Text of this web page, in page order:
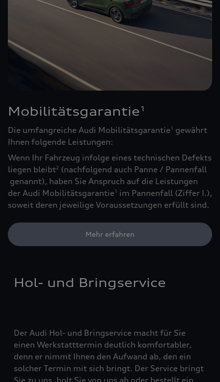
Mobilitätsgarantie1
Die umfangreiche Audi Mobilitätsgarantie1
gewährt
Ihnen folgende Leistungen:
Wenn Ihr Fahrzeug infolge eines technischen Defekts
liegen bleibt2 (nachfolgend auch Panne / Pannenfall
genannt), haben Sie Anspruch auf die Leistungen
der Audi Mobilitätsgarantie1
im Pannenfall (Ziffer I.),
soweit deren jeweilige Voraussetzungen erfüllt sind.
Mehr erfahren
Hol- und Bringservice
Der Audi Hol- und Bringservice macht für Sie
einen Werkstatttermin deutlich komfortabler,
denn er nimmt Ihnen den Aufwand ab, den ein
solcher Termin mit sich bringt. Der Service bringt